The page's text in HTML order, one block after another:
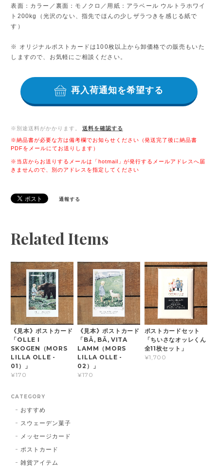
表面：カラー／裏面：モノクロ／用紙：アラベール ウルトラホワイ
ト200kg（光沢のない、指先でほんの少しザラつきを感じる紙で
す）
※ オリジナルポストカードは100枚以上から卸価格での販売もいた
しますので、お気軽にご相談ください。
再入荷通知を希望する
※別途送料がかかります。
送料を確認する
※納品書が必要な方は備考欄でお知らせください（発送完了後に納品書
PDFをメールにてお送りします）
※当店からお送りするメールは「hotmail」が発行するメールアドレスへ届
きませんので、別のアドレスを指定してください
通報する
Related Items
《見本》ポストカード
「OLLE I
SKOGEN（MORS
LILLA OLLE -
01）」
¥170
《見本》ポストカード
「BÄ, BÄ, VITA
LAMM（MORS
LILLA OLLE -
02）」
¥170
ポストカードセット
「ちいさなオッレくん
全11枚セット」
¥1,700
CATEGORY
おすすめ
スウェーデン菓子
メッセージカード
ポストカード
雑貨アイテム